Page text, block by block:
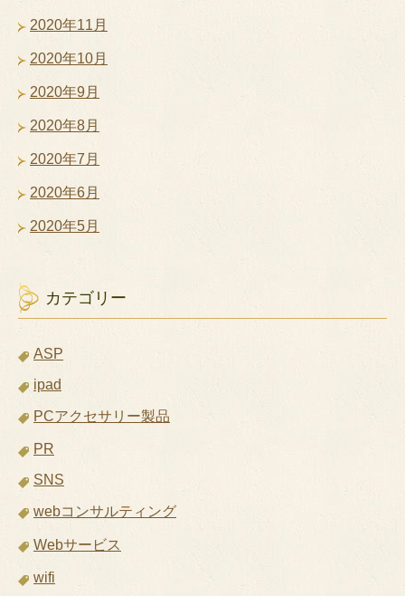
2020年11月
2020年10月
2020年9月
2020年8月
2020年7月
2020年6月
2020年5月
カテゴリー
ASP
ipad
PCアクセサリー製品
PR
SNS
webコンサルティング
Webサービス
wifi